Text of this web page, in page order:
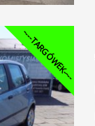
----TARGÓWEK----